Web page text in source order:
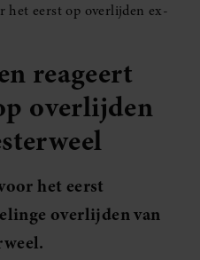
het eerst op overlijden ex-
reageert
overlijden
het eerst
overlijden van